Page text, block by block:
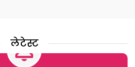
लेटेस्ट